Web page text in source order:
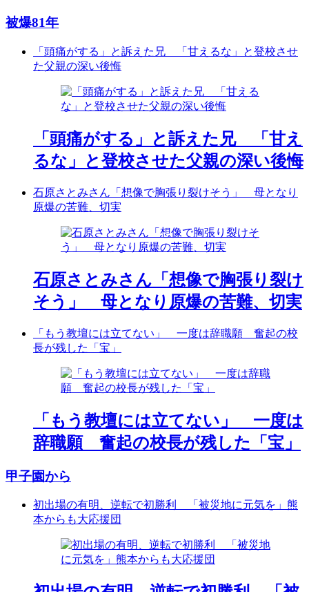
被爆81年
「頭痛がする」と訴えた兄 「甘えるな」と登校させ
た父親の深い後悔
「頭痛がする」と訴えた兄 「甘え
るな」と登校させた父親の深い後悔
石原さとみさん「想像で胸張り裂けそう」 母となり
原爆の苦難、切実
石原さとみさん「想像で胸張り裂け
そう」 母となり原爆の苦難、切実
「もう教壇には立てない」 一度は辞職願 奮起の校
長が残した「宝」
「もう教壇には立てない」 一度は
辞職願 奮起の校長が残した「宝」
甲子園から
初出場の有明、逆転で初勝利 「被災地に元気を」熊
本からも大応援団